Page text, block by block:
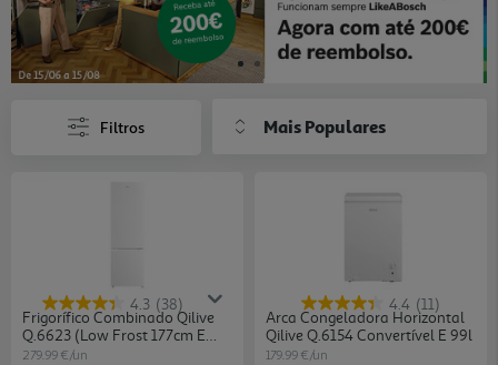
Filtros Mais Populares
4.3 (38)
Frigorífico Combinado Qilive
Q.6623 (low Frost 177cm E
262l Branco)
279.99 €/un
4.4 (11)
Arca Congeladora Horizontal
Qilive Q.6154 Convertível E 99l
179.99 €/un